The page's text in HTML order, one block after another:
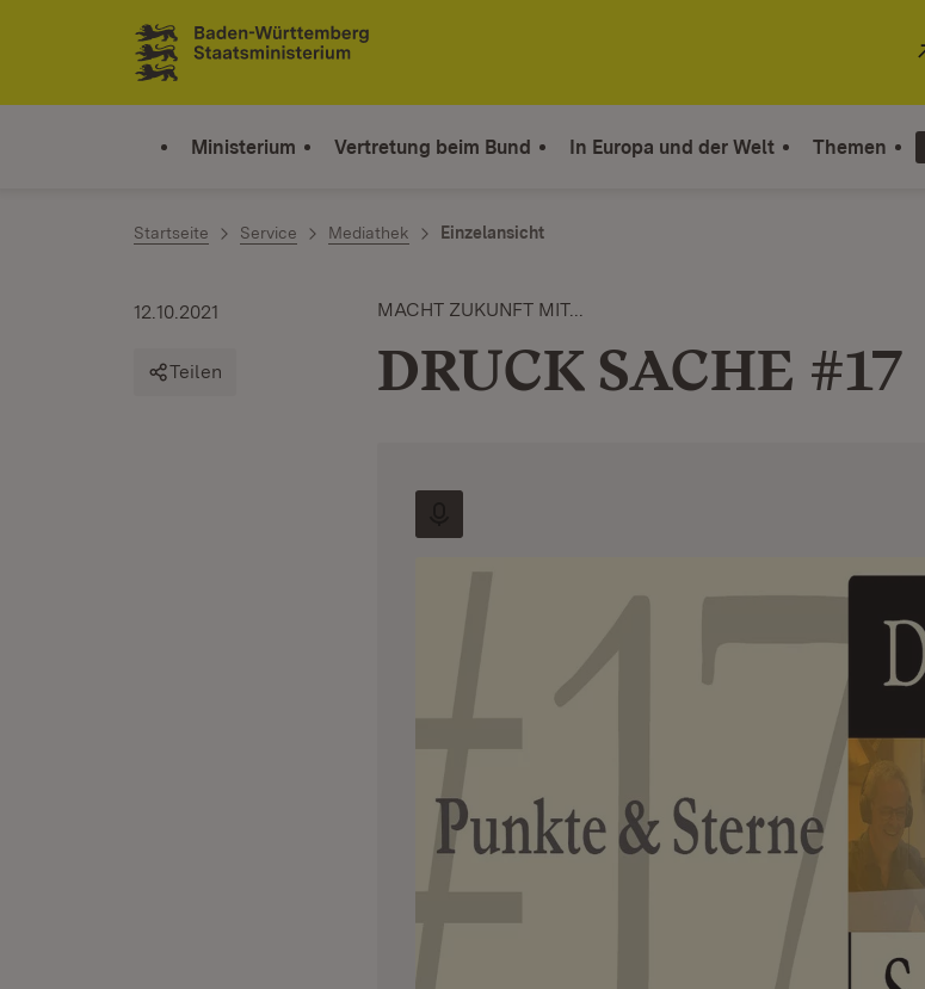
Zum Inhalt springen
Link zur Startseite
Ministerium Vertretung beim Bund In Europa und der Welt Themen
Startseite Service Mediathek Einzelansicht
MACHT ZUKUNFT MIT...
DRUCK SACHE #17
12.10.2021
Teilen